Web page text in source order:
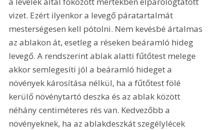
vizet. Ezért ilyenkor a levegő páratartalmát
mesterségesen kell pótolni. Nem kevésbé ártalmas
az ablakon át, esetleg a réseken beáramló hideg
levegő. A rendszerint ablak alatti fűtőtest melege
akkor semlegesíti jól a beáramló hideget a
növények károsítása nélkül, ha a fűtőtest fölé
kerülő növénytartó deszka és az ablak között
néhány centiméteres rés van. Kedvezőbb a
növényeknek, ha az ablakdeszkát szegélylécek